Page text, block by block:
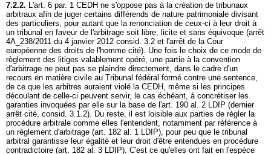
7.2.2. L'art. 6 par. 1 CEDH ne s'oppose pas à la création de tribunaux
arbitraux afin de juger certains différends de nature patrimoniale divisant
des particuliers, pour autant que la renonciation de ceux-ci à leur droit à
un tribunal en faveur de l'arbitrage soit libre, licite et sans équivoque (arrêt
4A_238/2011 du 4 janvier 2012 consid. 3.2 et l'arrêt de la Cour
européenne des droits de l'homme cité). Une fois le choix de ce mode de
règlement des litiges valablement opéré, une partie à la convention
d'arbitrage ne peut pas se plaindre directement, dans le cadre d'un
recours en matière civile au Tribunal fédéral formé contre une sentence,
de ce que les arbitres auraient violé la CEDH, même si les principes
découlant de celle-ci peuvent servir, le cas échéant, à concrétiser les
garanties invoquées par elle sur la base de l'art. 190 al. 2 LDIP (dernier
arrêt cité, consid. 3.1.2). Du reste, il est loisible aux parties de régler la
procédure arbitrale comme elles l'entendent, notamment par référence à
un règlement d'arbitrage (art. 182 al. 1 LDIP), pour peu que le tribunal
arbitral garantisse leur égalité et leur droit d'être entendues en procédure
contradictoire (art. 182 al. 3 LDIP). C'est ce qu'elles ont fait en l'espèce